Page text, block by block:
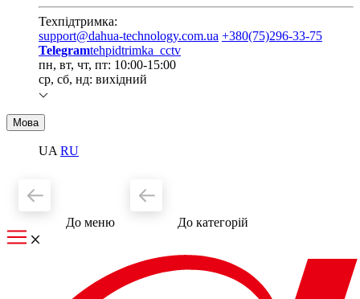
Техпідтримка:
support@dahua-technology.com.ua +380(75)296-33-75
Telegramtehpidtrimka_cctv
пн, вт, чт, пт: 10:00-15:00
ср, сб, нд: вихідний
Мова
UA RU
До меню До категорiй